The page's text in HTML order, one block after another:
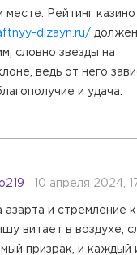
месте. Рейтинг казино
dizayn.ru/
словно звезды на
ведь от него
и удача.
10 апреля 2024,
и стремление к
витает в воздухе,
призрак, и каждый